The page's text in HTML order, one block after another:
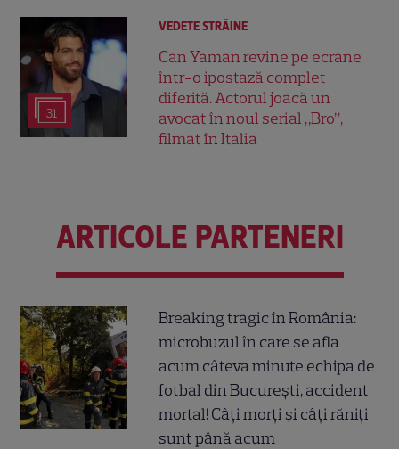
31
VEDETE STRĂINE
Can Yaman revine pe ecrane
într-o ipostază complet
diferită. Actorul joacă un
avocat în noul serial „Bro”,
filmat în Italia
ARTICOLE PARTENERI
Breaking tragic în România:
microbuzul în care se afla
acum câteva minute echipa de
fotbal din București, accident
mortal! Câți morți și câți răniți
sunt până acum